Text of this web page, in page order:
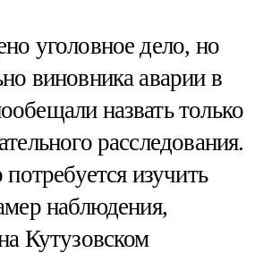
уголовное дело, но
виновника аварии в
назвать только
расследования.
потребуется изучить
наблюдения,
Кутузовском